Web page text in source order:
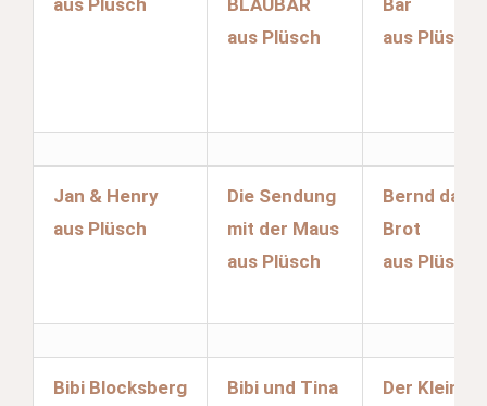
aus Plüsch
BLAUBÄR
aus Plüsch
Bär
aus Plüsch
Jan & Henry
aus Plüsch
Die Sendung
mit der Maus
aus Plüsch
Bernd das
Brot
aus Plüsch
Bibi Blocksberg
Bibi und Tina
Der Kleine